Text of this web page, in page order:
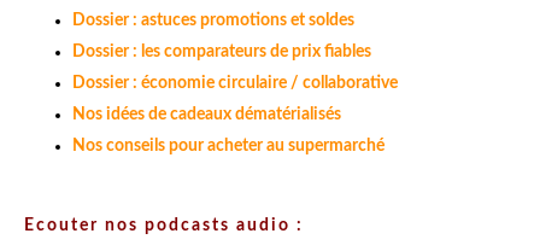
Dossier : astuces promotions et soldes
Dossier : les comparateurs de prix fiables
Dossier : économie circulaire / collaborative
Nos idées de cadeaux dématérialisés
Nos conseils pour acheter au supermarché
Ecouter nos podcasts audio :